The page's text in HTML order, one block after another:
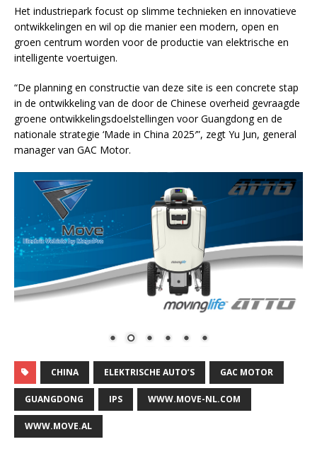
Het industriepark focust op slimme technieken en innovatieve
ontwikkelingen en wil op die manier een modern, open en
groen centrum worden voor de productie van elektrische en
intelligente voertuigen.
“De planning en constructie van deze site is een concrete stap
in de ontwikkeling van de door de Chinese overheid gevraagde
groene ontwikkelingsdoelstellingen voor Guangdong en de
nationale strategie ‘Made in China 2025′”, zegt Yu Jun, general
manager van GAC Motor.
CHINA ELEKTRISCHE AUTO’S GAC MOTOR
GUANGDONG IPS WWW.MOVE-NL.COM
WWW.MOVE.AL